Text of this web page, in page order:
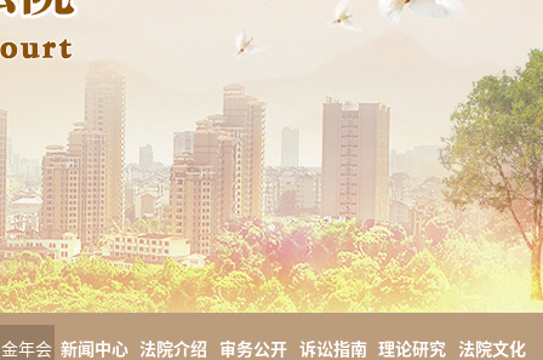
金年会 新闻中心 法院介绍 审务公开 诉讼指南 理论研究 法院文化